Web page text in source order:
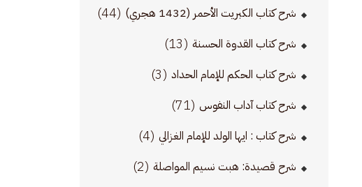
شرح كتاب الكبريت الأحمر (1432 هجري) (44)
شرح كتاب القدوة الحسنة (13)
شرح كتاب الحكم للإمام الحداد (3)
شرح كتاب آداب النفوس (71)
شرح كتاب : ايها الولد للإمام الغزالي (4)
شرح قصيدة: هبت نسيم المواصلة (2)